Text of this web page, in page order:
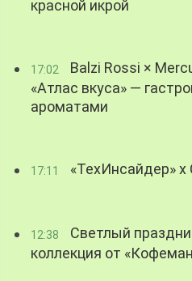
красной икрой
17:02
Balzi Rossi ×
«Атлас вкуса» —
ароматами
17:11 «ТехИнсайдер»
12:38
Светлый
коллекция от